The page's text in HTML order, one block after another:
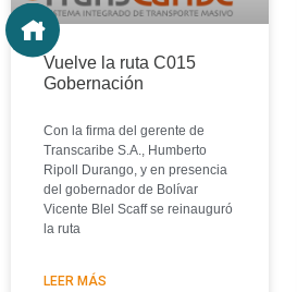
Vuelve la ruta C015
Gobernación
Con la firma del gerente de
Transcaribe S.A., Humberto
Ripoll Durango, y en presencia
del gobernador de Bolívar
Vicente Blel Scaff se reinauguró
la ruta
LEER MÁS